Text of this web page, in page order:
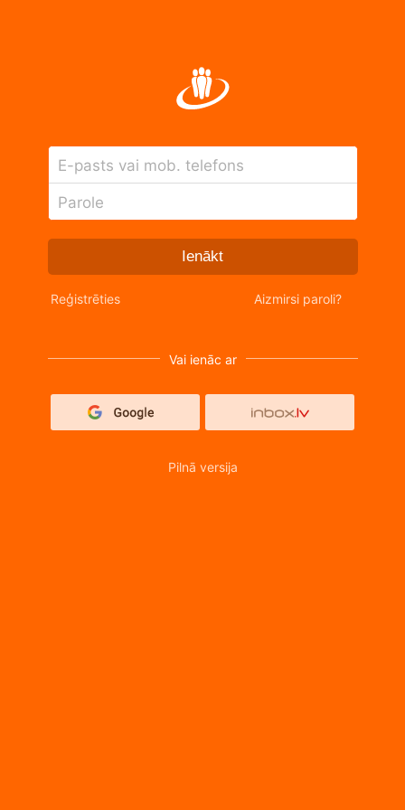
E-pasts vai mob. telefons
Parole
Ienākt
Reģistrēties Aizmirsi paroli?
Vai ienāc ar
Pilnā versija